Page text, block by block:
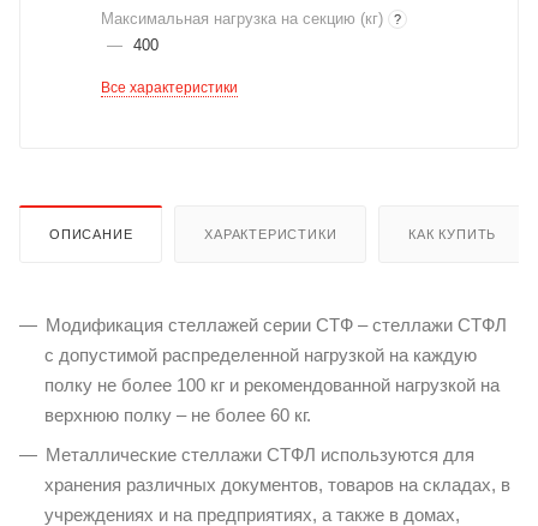
Максимальная нагрузка на секцию (кг)
?
— 400
Все характеристики
ОПИСАНИЕ ХАРАКТЕРИСТИКИ КАК КУПИТЬ
Модификация стеллажей серии СТФ – стеллажи СТФЛ
с допустимой распределенной нагрузкой на каждую
полку не более 100 кг и рекомендованной нагрузкой на
верхнюю полку – не более 60 кг.
Металлические стеллажи СТФЛ используются для
хранения различных документов, товаров на складах, в
учреждениях и на предприятиях, а также в домах,